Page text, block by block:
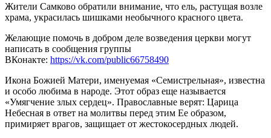
Жители Самково обратили внимание, что ель, растущая возле
храма, украсилась шишками необычного красного цвета.
Желающие помочь в добром деле возведения церкви могут
написать в сообщения группы
ВКонакте: https://vk.com/public66758490
Икона Божией Матери, именуемая «Семистрельная», известна
и особо любима в народе. Этот образ еще называется
«Умягчение злых сердец». Православные верят: Царица
Небесная в ответ на молитвы перед этим Ее образом,
примиряет врагов, защищает от жестокосердных людей.